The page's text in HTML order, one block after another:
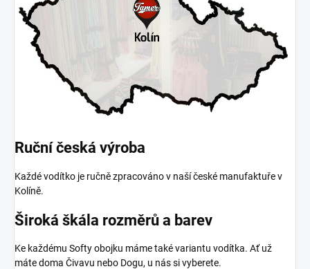
Ruční česká výroba
Každé vodítko je ručně zpracováno v naší české manufaktuře v
Kolíně.
Široká škála rozměrů a barev
Ke každému Softy obojku máme také variantu vodítka. Ať už
máte doma Čivavu nebo Dogu, u nás si vyberete.